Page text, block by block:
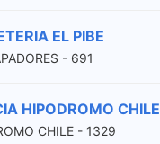
EL PIBE
- 691
HIPODROMO CHILE
CHILE - 1329